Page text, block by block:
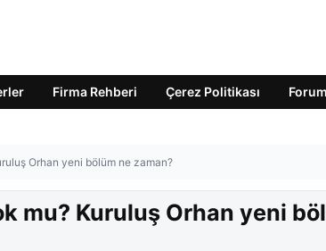
Firma Rehberi Çerez Politikası Forum
Orhan yeni bölüm ne zaman?
mu? Kuruluş Orhan yeni